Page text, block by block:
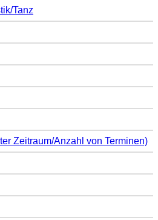
Tanz
Zeitraum/Anzahl von Terminen)